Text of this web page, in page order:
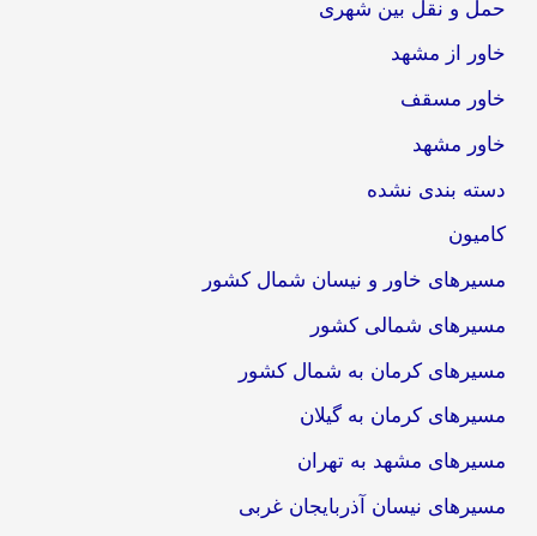
حمل و نقل بین شهری
خاور از مشهد
خاور مسقف
خاور مشهد
دسته بندی نشده
کامیون
مسیرهای خاور و نیسان شمال کشور
مسیرهای شمالی کشور
مسیرهای کرمان به شمال کشور
مسیرهای کرمان به گیلان
مسیرهای مشهد به تهران
مسیرهای نیسان آذربایجان غربی